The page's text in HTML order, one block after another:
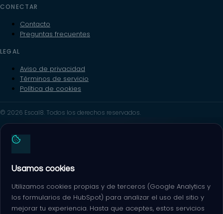
CONECTAR
Contacto
Preguntas frecuentes
LEGAL
Aviso de privacidad
Términos de servicio
Política de cookies
© 2026 Escal8. Todos los derechos reservados.
Usamos cookies
Utilizamos cookies propias y de terceros (Google Analytics y
los formularios de HubSpot) para analizar el uso del sitio y
mejorar tu experiencia. Hasta que aceptes, estos servicios